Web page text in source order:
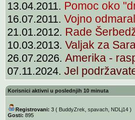
13.04.2011. Pomoc oko
16.07.2011. Vojno
21.01.2012. Rade
10.03.2013. Valjak za
26.07.2026. Amerika -
07.11.2024. Jel
Korisnici aktivni u poslednjih 10 minuta
Registrovani: 3 ( BuddyZrek spavach, NDLj14)
Gosti: 895